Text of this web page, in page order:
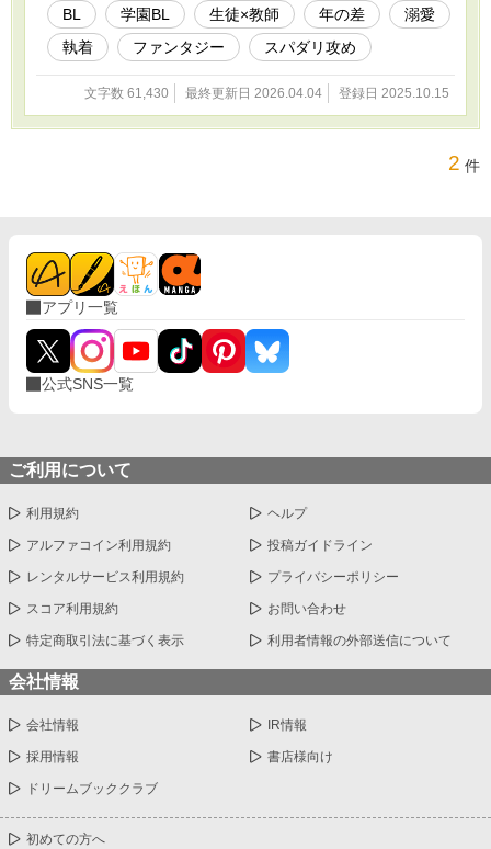
とある討伐で大怪我をした際、生徒たちからソ
ロ討伐の引退を約束させられる＋＋＋種族特有
の『ゆらぎ熱』の問題を抱えているヴィユは、
を前提とした交際をはじめる。４つ年上で思慮
深いルーラントは教え子ルウェリンの親戚で顔
立ちや声が似ていることを意識しなければ、パ
ッドに引きずりこんでしまい……。
BL 学園BL 生徒×教師 年の差
溺愛
執着
ファンタジー スパダリ攻め
文字数 61,430 最終更新日 2026.04.04 登録日 2025.10.15
2 件
アプリ一覧
公式SNS一覧
ご利用について
利用規約 ヘルプ
アルファコイン利用規約 投稿ガイドライン
レンタルサービス利用規約 プライバシーポリシー
スコア利用規約 お問い合わせ
特定商取引法に基づく表示 利用者情報の外部送信について
会社情報
会社情報 IR情報
採用情報 書店様向け
ドリームブッククラブ
初めての方へ